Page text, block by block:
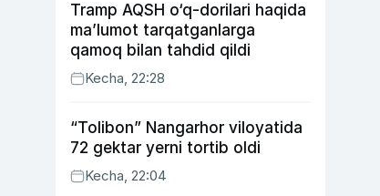
Tramp AQSH o‘q-dorilari haqida
ma’lumot tarqatganlarga
qamoq bilan tahdid qildi
Kecha, 22:28
“Tolibon” Nangarhor viloyatida
72 gektar yerni tortib oldi
Kecha, 22:04